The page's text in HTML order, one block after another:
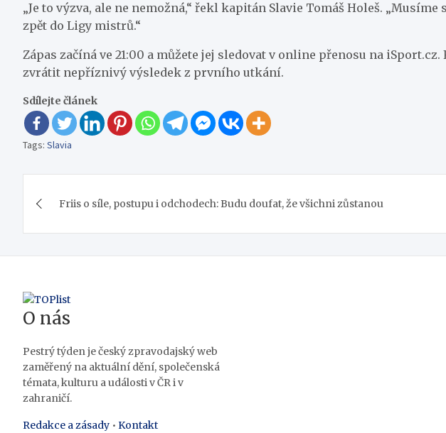
„Je to výzva, ale ne nemožná,“ řekl kapitán Slavie Tomáš Holeš.
zpět do Ligy mistrů.“
Zápas začíná ve 21:00 a můžete jej sledovat v online přenosu na
zvrátit nepříznivý výsledek z prvního utkání.
Sdílejte článek
Tags: Slavia
pro
Friis o síle, postupu i odchodech: Budu doufat, že všichni zůstanou
O nás
Pestrý týden je český zpravodajský web
zaměřený na aktuální dění, společenská
témata, kulturu a události v ČR i v
zahraničí.
Redakce a zásady • Kontakt